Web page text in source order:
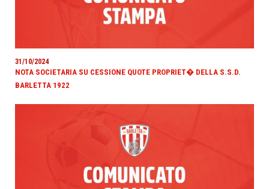
31/10/2024
NOTA SOCIETARIA SU CESSIONE QUOTE PROPRIET� DELLA S.S.D.
BARLETTA 1922